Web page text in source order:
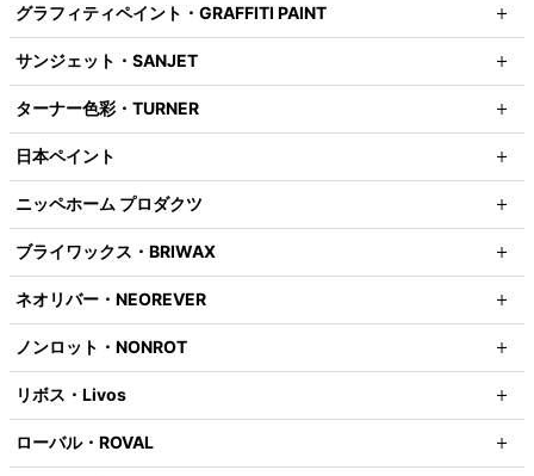
グラフィティペイント・GRAFFITI PAINT
サンジェット・SANJET
ターナー色彩・TURNER
日本ペイント
ニッペホーム プロダクツ
ブライワックス・BRIWAX
ネオリバー・NEOREVER
ノンロット・NONROT
リボス・Livos
ローバル・ROVAL